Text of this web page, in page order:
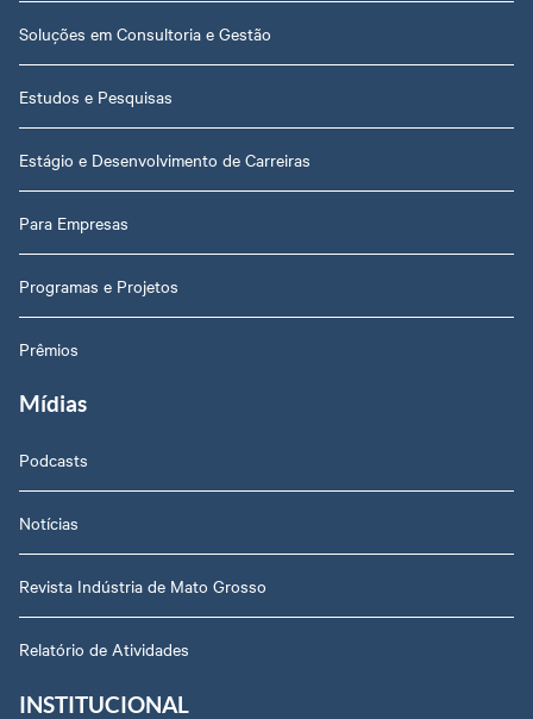
Soluções em Consultoria e Gestão
Estudos e Pesquisas
Estágio e Desenvolvimento de Carreiras
Para Empresas
Programas e Projetos
Prêmios
Mídias
Podcasts
Notícias
Revista Indústria de Mato Grosso
Relatório de Atividades
INSTITUCIONAL